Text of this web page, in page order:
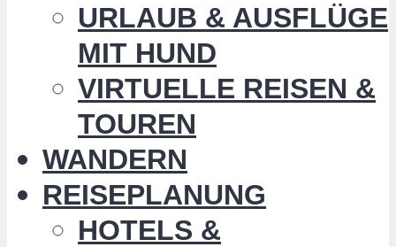
URLAUB & AUSFLÜGE
MIT HUND
VIRTUELLE REISEN &
TOUREN
WANDERN
REISEPLANUNG
HOTELS &